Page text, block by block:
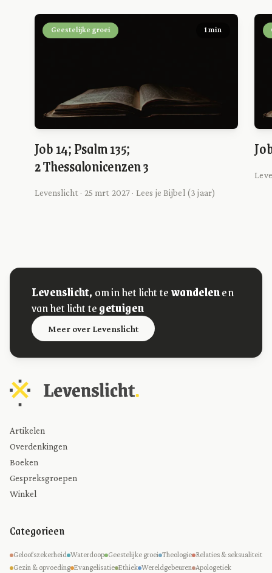
Geestelijke groei 1 min
Job 14; Psalm 135;
2 Thessalonicenzen 3
Levenslicht · 25 mrt 2027 · Lees je Bijbel (3 jaar)
Levenslicht, om in het licht tewandelenen
van het licht tegetuigen
Meer over Levenslicht
Artikelen
Overdenkingen
Boeken
Gespreksgroepen
Winkel
Categorieen
Geloofszekerheid Waterdoop Geestelijke groei Theologie Relaties & seksualiteit
Gezin & opvoeding Evangelisatie Ethiek Wereldgebeuren Apologetiek